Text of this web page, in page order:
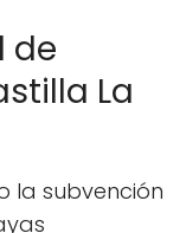
de
La
la subvención